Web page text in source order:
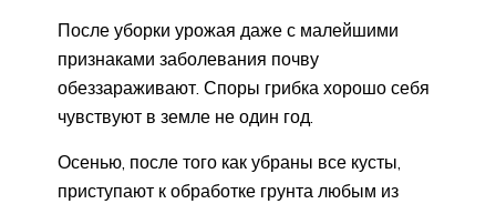
После уборки урожая даже с малейшими
признаками заболевания почву
обеззараживают. Споры грибка хорошо себя
чувствуют в земле не один год.
Осенью, после того как убраны все кусты,
приступают к обработке грунта любым из